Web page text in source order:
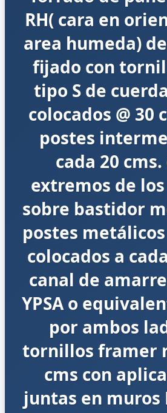
RH( cara en
area humeda)
fijado con
tipo S de
colocados @ 30
postes
cada 20
extremos de
sobre bastidor
postes metálicos
colocados a
canal de amarre
YPSA o
por ambos
tornillos framer
cms con
juntas en muros